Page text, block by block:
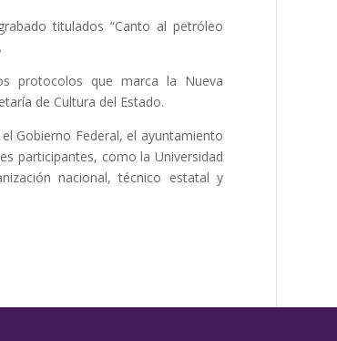
titulados “Canto al petróleo
protocolos que marca la Nueva
de Cultura del Estado.
Gobierno Federal, el ayuntamiento
participantes, como la Universidad
nacional, técnico estatal y